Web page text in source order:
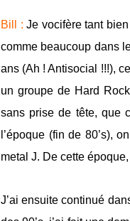
Bill : Je vocifère tant
comme beaucoup dans
ans (Ah ! Antisocial !!!),
un groupe de Hard
sans prise de tête, que
l’époque (fin de 80’s),
metal J. De cette
J’ai ensuite continué